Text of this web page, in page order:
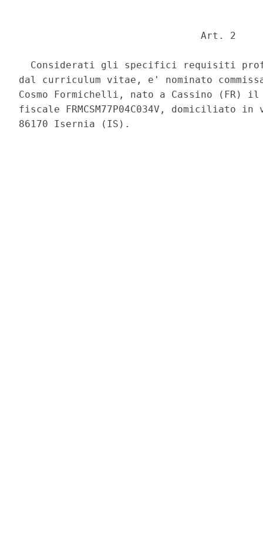
                               Art. 2
Considerati gli specifici requisiti
dal curriculum vitae, e' nominato
Cosmo Formichelli, nato a Cassino (FR)
fiscale FRMCSM77P04C034V, domiciliato